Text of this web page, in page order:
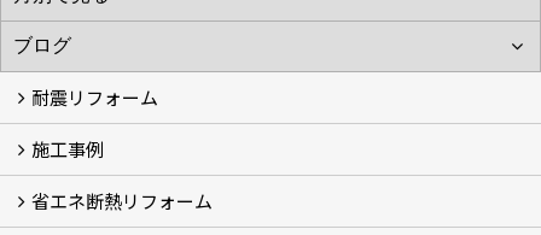
耐震リフォーム
空設計の耐震診断
耐震診断と耐震補強 動画
耐震診断レポート
減災セミナー・耐震基準と熊本地震 動画
耐震診断と耐震補強 解説
耐震診断Q&A
施工事例
施工事例
浴室の劣化改修と耐震補強 動画
浴室の劣化改修と耐震補強①
浴室の劣化改修と耐震補強②
省エネ断熱リフォーム